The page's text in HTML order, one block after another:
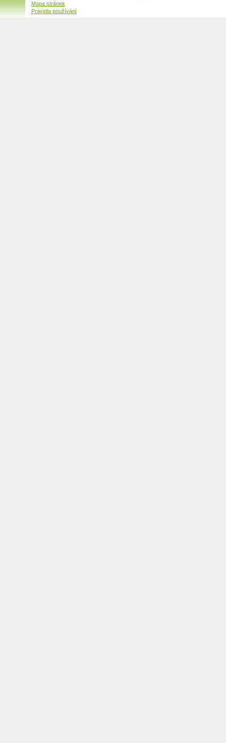
Mapa stránek
Pravidla používání